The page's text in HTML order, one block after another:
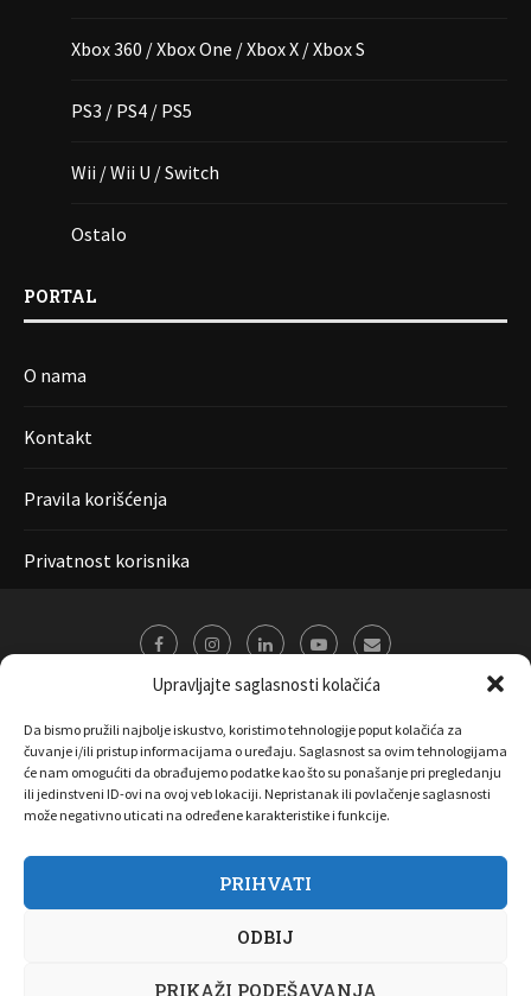
Upravljajte saglasnosti kolačića
Da bismo pružili najbolje iskustvo, koristimo tehnologije poput kolačića za
čuvanje i/ili pristup informacijama o uređaju. Saglasnost sa ovim tehnologijama
će nam omogućiti da obrađujemo podatke kao što su ponašanje pri pregledanju
ili jedinstveni ID-ovi na ovoj veb lokaciji. Nepristanak ili povlačenje saglasnosti
može negativno uticati na određene karakteristike i funkcije.
PRIHVATI
ODBIJ
PRIKAŽI PODEŠAVANJA
Xbox 360 / Xbox One / Xbox X / Xbox S
PS3 / PS4 / PS5
Wii / Wii U / Switch
Ostalo
PORTAL
O nama
Kontakt
Pravila korišćenja
Privatnost korisnika
O nama Marketing Kontakt FAQ
Privatnost korisnika
Pravila korišćenja